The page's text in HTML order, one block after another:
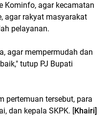
Kominfo, agar kecamatan
agar rakyat masyarakat
pelayanan.
agar mempermudah dan
tutup PJ Bupati
pertemuan tersebut, para
dan kepala SKPK. [Khairi]